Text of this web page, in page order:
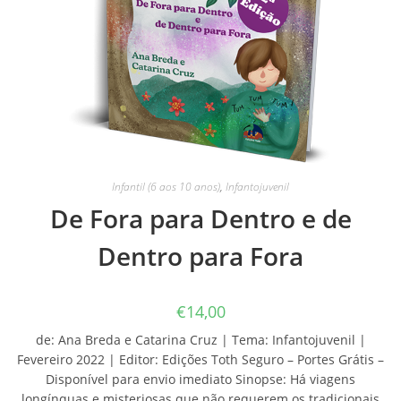
Infantil (6 aos 10 anos), Infantojuvenil
De Fora para Dentro e de
Dentro para Fora
€14,00
de: Ana Breda e Catarina Cruz | Tema: Infantojuvenil |
Fevereiro 2022 | Editor: Edições Toth Seguro – Portes Grátis –
Disponível para envio imediato Sinopse: Há viagens